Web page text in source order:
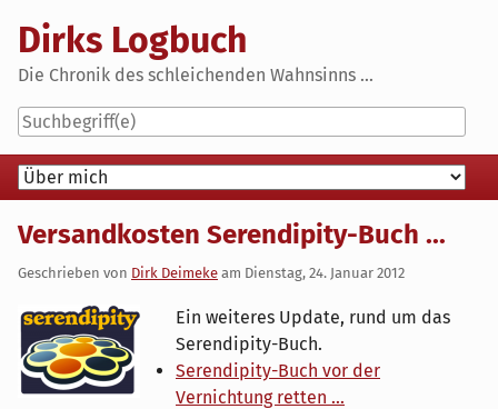
content
Dirks Logbuch
Die Chronik des schleichenden Wahnsinns ...
Navigation
Versandkosten Serendipity-Buch ...
Geschrieben von Dirk Deimeke am Dienstag, 24. Januar 2012
Ein weiteres Update, rund um das
Serendipity-Buch.
Serendipity-Buch vor der
Vernichtung retten ...